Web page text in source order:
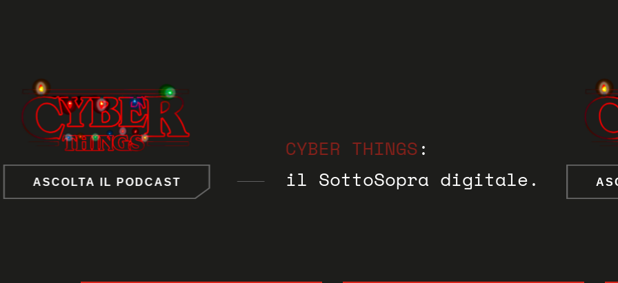
IL PODCAST
CYBER THINGS :
il SottoSopra digitale.
ASCOLTA IL